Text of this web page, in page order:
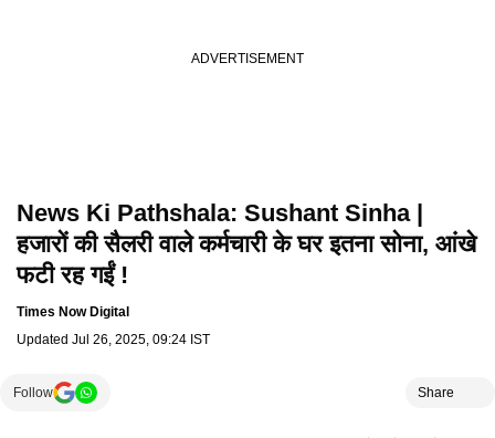
News Ki Pathshala: Sushant Sinha |
हजारों की सैलरी वाले कर्मचारी के घर इतना सोना, आंखे
फटी रह गईं !
Times Now Digital
Updated Jul 26, 2025, 09:24 IST
Follow Share